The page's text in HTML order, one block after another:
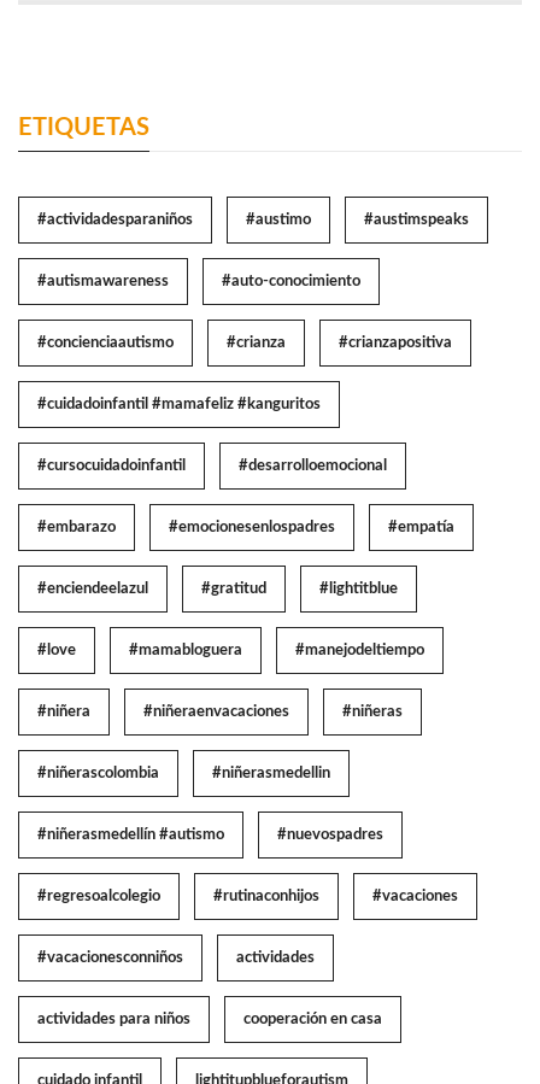
ETIQUETAS
#actividadesparaniños #austimo #austimspeaks
#autismawareness #auto-conocimiento
#concienciaautismo #crianza #crianzapositiva
#cuidadoinfantil #mamafeliz #kanguritos
#cursocuidadoinfantil #desarrolloemocional
#embarazo #emocionesenlospadres #empatía
#enciendeelazul #gratitud #lightitblue
#love #mamabloguera #manejodeltiempo
#niñera #niñeraenvacaciones #niñeras
#niñerascolombia #niñerasmedellin
#niñerasmedellín #autismo #nuevospadres
#regresoalcolegio #rutinaconhijos #vacaciones
#vacacionesconniños actividades
actividades para niños cooperación en casa